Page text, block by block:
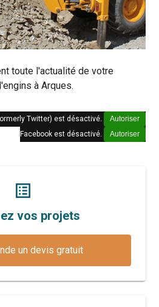
toute l'actualité de votre
à Arques.
Twitter) est désactivé.
Autoriser
Facebook est désactivé.
Autoriser
list_alt
vos projets
un devis gratuit